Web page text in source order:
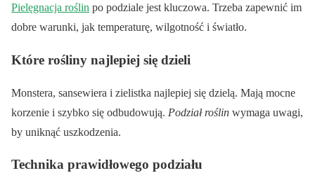
Pielęgnacja roślin po podziale jest kluczowa. Trzeba zapewnić im
dobre warunki, jak temperaturę, wilgotność i światło.
Które rośliny najlepiej się dzieli
Monstera, sansewiera i zielistka najlepiej się dzielą. Mają mocne
korzenie i szybko się odbudowują. Podział roślin wymaga uwagi,
by uniknąć uszkodzenia.
Technika prawidłowego podziału